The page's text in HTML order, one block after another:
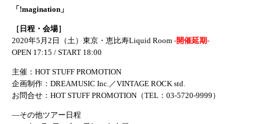
「!magination」
［日程・会場］
2020年5月2日（土）東京・恵比寿Liquid Room -開催延期-
OPEN 17:15 / START 18:00
主催：HOT STUFF PROMOTION
企画制作：DREAMUSIC Inc.／VINTAGE ROCK std.
お問合せ：HOT STUFF PROMOTION（TEL：03-5720-9999）
—その他ツアー日程